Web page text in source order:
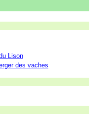
Lison
des vaches